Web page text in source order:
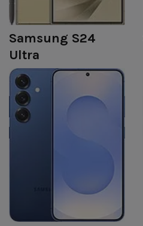
Samsung S24
Ultra